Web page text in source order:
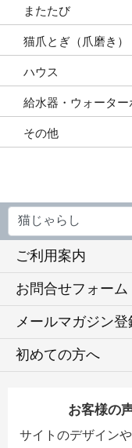
またたび
猫爪とぎ（爪磨き）
ハウス
給水器・ウォーター
その他
ご利用案内
お問合せフォーム
メールマガジン登
初めての方へ
お客様の
サイトのデザイン